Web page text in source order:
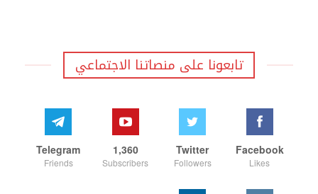
تابعونا على منصاتنا الاجتماعي
Facebook
Likes
Twitter
Followers
1,360
Subscribers
Telegram
Friends